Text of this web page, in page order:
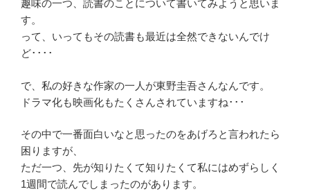
趣味の一つ、読書のことについて書いてみようと思いま
す。
って、いってもその読書も最近は全然できないんでけ
ど････
で、私の好きな作家の一人が東野圭吾さんなんです。
ドラマ化も映画化もたくさんされていますね･･･
その中で一番面白いなと思ったのをあげろと言われたら
困りますが、
ただ一つ、先が知りたくて知りたくて私にはめずらしく
1週間で読んでしまったのがあります。